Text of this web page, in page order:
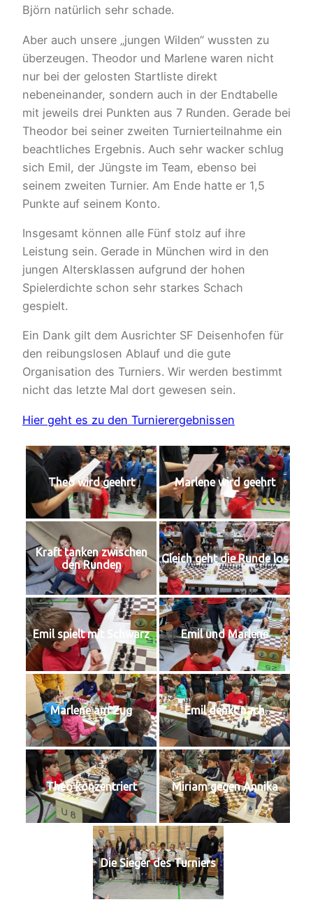
Björn natürlich sehr schade.
Aber auch unsere „jungen Wilden“ wussten zu
überzeugen. Theodor und Marlene waren nicht
nur bei der gelosten Startliste direkt
nebeneinander, sondern auch in der Endtabelle
mit jeweils drei Punkten aus 7 Runden. Gerade bei
Theodor bei seiner zweiten Turnierteilnahme ein
beachtliches Ergebnis. Auch sehr wacker schlug
sich Emil, der Jüngste im Team, ebenso bei
seinem zweiten Turnier. Am Ende hatte er 1,5
Punkte auf seinem Konto.
Insgesamt können alle Fünf stolz auf ihre
Leistung sein. Gerade in München wird in den
jungen Altersklassen aufgrund der hohen
Spielerdichte schon sehr starkes Schach
gespielt.
Ein Dank gilt dem Ausrichter SF Deisenhofen für
den reibungslosen Ablauf und die gute
Organisation des Turniers. Wir werden bestimmt
nicht das letzte Mal dort gewesen sein.
Hier geht es zu den Turnierergebnissen
Theo wird geehrt Marlene wird geehrt
Kraft tanken zwischen
den Runden
Gleich geht die Runde los
Emil spielt mit Schwarz Emil und Marlene
Marlene am Zug Emil denkt nach
Theo konzentriert Miriam gegen Annika
Die Sieger des Turniers